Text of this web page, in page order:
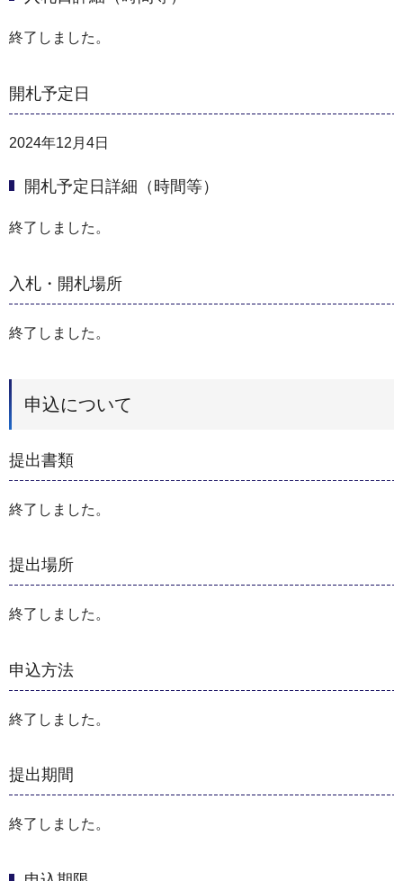
終了しました。
開札予定日
2024年12月4日
開札予定日詳細（時間等）
終了しました。
入札・開札場所
終了しました。
申込について
提出書類
終了しました。
提出場所
終了しました。
申込方法
終了しました。
提出期間
終了しました。